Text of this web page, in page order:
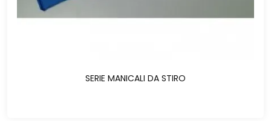
SERIE MANICALI DA STIRO